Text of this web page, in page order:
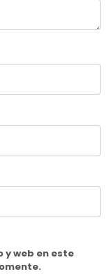
y web en este